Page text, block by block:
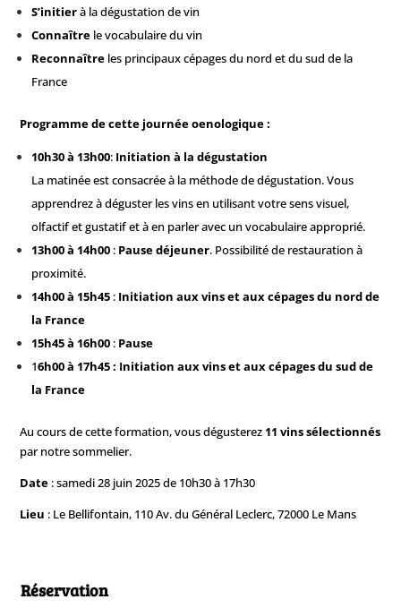
S’initierà la dégustation de vin
Connaître le vocabulaire du vin
Reconnaître les principaux cépages du nord et du sud de la
France
Programme de cette journée oenologique :
10h30 à 13h00: Initiation à la dégustation
La matinée est consacrée à la méthode de dégustation. Vous
apprendrez à déguster les vins en utilisant votre sens visuel,
olfactif et gustatif et à en parler avec un vocabulaire approprié.
13h00 à 14h00 : Pause déjeuner. Possibilité de restauration à
proximité.
14h00 à 15h45 : Initiation aux vins et aux cépages du nord de
la France
15h45 à 16h00 : Pause
16h00 à 17h45 : Initiation aux vins et aux cépages du sud de
la France
Au cours de cette formation, vous dégusterez 11 vins sélectionnés
par notre sommelier.
Date : samedi 28 juin 2025de 10h30 à 17h30
Lieu : Le Bellifontain, 110 Av. du Général Leclerc, 72000 Le Mans
Réservation